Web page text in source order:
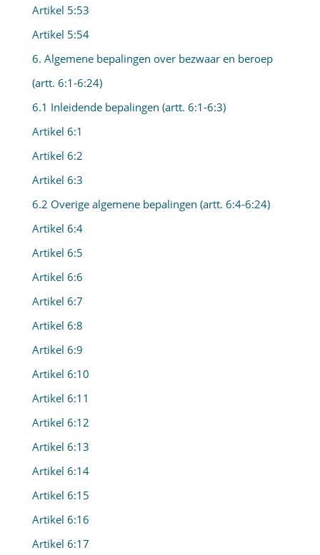
Artikel 5:53
Artikel 5:54
6. Algemene bepalingen over bezwaar en beroep
(artt. 6:1-6:24)
6.1 Inleidende bepalingen (artt. 6:1-6:3)
Artikel 6:1
Artikel 6:2
Artikel 6:3
6.2 Overige algemene bepalingen (artt. 6:4-6:24)
Artikel 6:4
Artikel 6:5
Artikel 6:6
Artikel 6:7
Artikel 6:8
Artikel 6:9
Artikel 6:10
Artikel 6:11
Artikel 6:12
Artikel 6:13
Artikel 6:14
Artikel 6:15
Artikel 6:16
Artikel 6:17